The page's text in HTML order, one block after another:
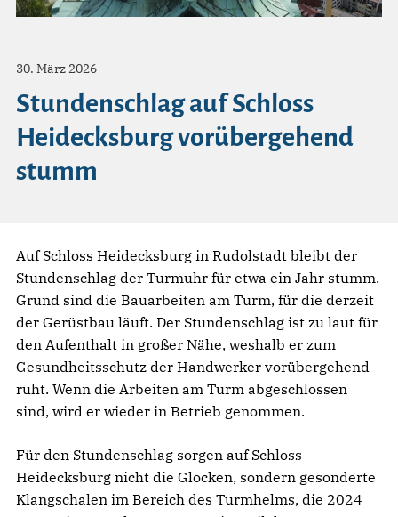
30. März 2026
Stundenschlag auf Schloss
Heidecksburg vorübergehend
stumm
Auf Schloss Heidecksburg in Rudolstadt bleibt der
Stundenschlag der Turmuhr für etwa ein Jahr stumm.
Grund sind die Bauarbeiten am Turm, für die derzeit
der Gerüstbau läuft. Der Stundenschlag ist zu laut für
den Aufenthalt in großer Nähe, weshalb er zum
Gesundheitsschutz der Handwerker vorübergehend
ruht. Wenn die Arbeiten am Turm abgeschlossen
sind, wird er wieder in Betrieb genommen.
Für den Stundenschlag sorgen auf Schloss
Heidecksburg nicht die Glocken, sondern gesonderte
Klangschalen im Bereich des Turmhelms, die 2024